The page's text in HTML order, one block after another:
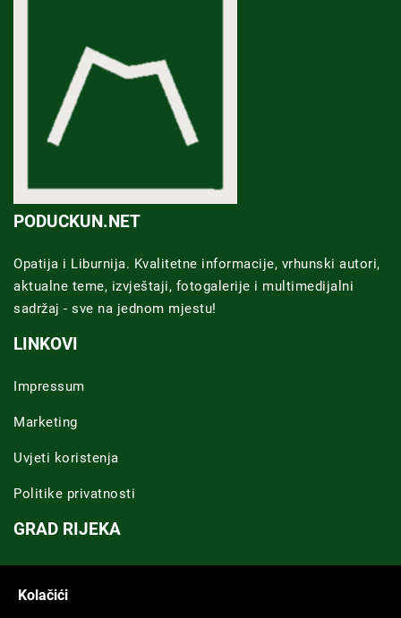
PODUCKUN.NET
Opatija i Liburnija. Kvalitetne informacije, vrhunski autori,
aktualne teme, izvještaji, fotogalerije i multimedijalni
sadržaj - sve na jednom mjestu!
LINKOVI
Impressum
Marketing
Uvjeti koristenja
Politike privatnosti
GRAD RIJEKA
Kolačići